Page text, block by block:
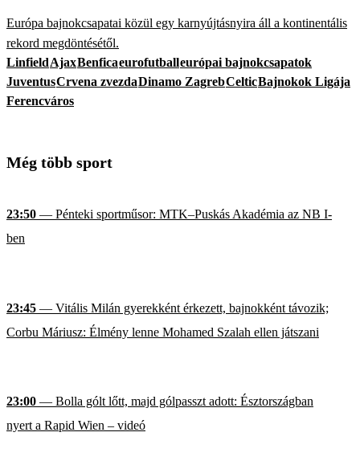
Európa bajnokcsapatai közül egy karnyújtásnyira áll a kontinentális
rekord megdöntésétől.
LinfieldAjaxBenficaeurofutballeurópai bajnokcsapatok
JuventusCrvena zvezdaDinamo ZagrebCelticBajnokok Ligája
Ferencváros
Még több sport
23:50 — Pénteki sportműsor: MTK–Puskás Akadémia az NB I-
ben
23:45 — Vitális Milán gyerekként érkezett, bajnokként távozik;
Corbu Máriusz: Élmény lenne Mohamed Szalah ellen játszani
23:00 — Bolla gólt lőtt, majd gólpasszt adott: Észtországban
nyert a Rapid Wien – videó